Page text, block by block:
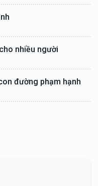
nhiều người
đường phạm hạnh